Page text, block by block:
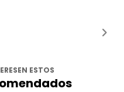
ESTOS